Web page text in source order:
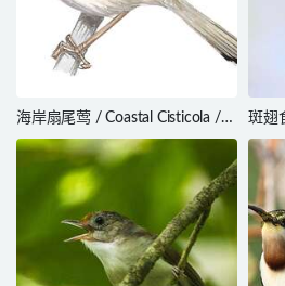
海岸扇尾莺 / Coastal Cisticola /
Cisticola haematocephalus
斑翅